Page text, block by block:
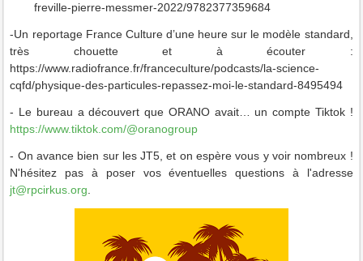
freville-pierre-messmer-2022/9782377359684
-Un reportage France Culture d’une heure sur le modèle standard,
très chouette et à écouter :
https://www.radiofrance.fr/franceculture/podcasts/la-science-
cqfd/physique-des-particules-repassez-moi-le-standard-8495494
- Le bureau a découvert que ORANO avait… un compte Tiktok !
https://www.tiktok.com/@oranogroup
- On avance bien sur les JT5, et on espère vous y voir nombreux !
N'hésitez pas à poser vos éventuelles questions à l'adresse
jt@rpcirkus.org.